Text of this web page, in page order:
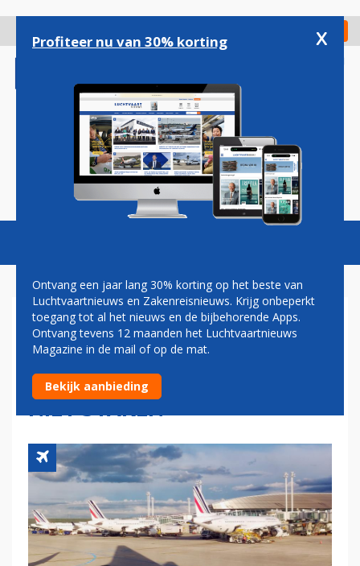
gaan
Check in
Magazine Podcasts Vacatures
FRANSE
LUCHTVERKEERSLEIDERS
GAAN DONDERDAG TOCH
NIET STAKEN
Profiteer nu van 30% korting x
Ontvang een jaar lang 30% korting op het beste van
Luchtvaartnieuws en Zakenreisnieuws. Krijg onbeperkt
toegang tot al het nieuws en de bijbehorende Apps.
Ontvang tevens 12 maanden het Luchtvaartnieuws
Magazine in de mail of op de mat.
Bekijk aanbieding